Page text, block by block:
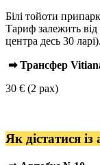
Білі тойоти
Тариф залежить від
центра десь 30 ларі).
➡ Трансфер
30 € (2 pax)
Як дістатися